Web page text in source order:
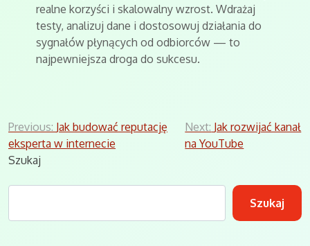
realne korzyści i skalowalny wzrost. Wdrażaj
testy, analizuj dane i dostosowuj działania do
sygnałów płynących od odbiorców — to
najpewniejsza droga do sukcesu.
Nawigacja
wpisu
Previous: Jak budować reputację
eksperta w internecie
Next: Jak rozwijać kanał
na YouTube
Szukaj
Szukaj